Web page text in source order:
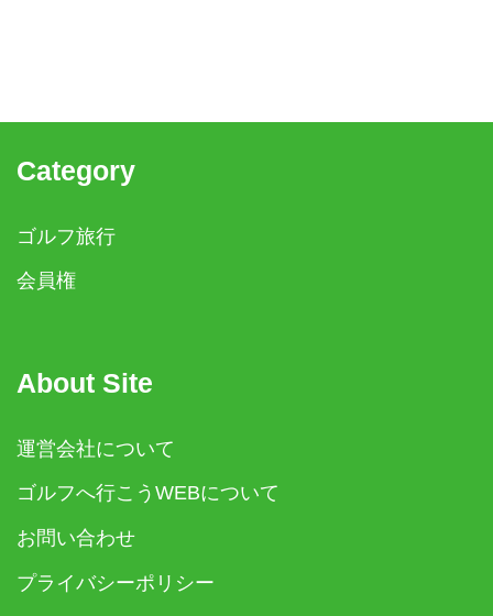
Category
ゴルフ旅行
会員権
About Site
運営会社について
ゴルフへ行こうWEBについて
お問い合わせ
プライバシーポリシー